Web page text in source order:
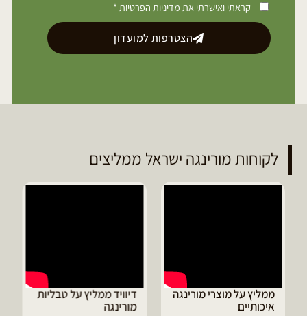
קראתי ואישרתי את מדיניות הפרטיות*
הצטרפות למועדון
לקוחות מורינגה ישראל ממליצים
ממליץ על מוצרי מורינגה
איכותיים
דיוויד ממליץ על טבליות
מורינגה